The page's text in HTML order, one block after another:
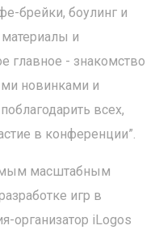
брейки, боулинг и
и
главное - знакомство
новинками и
всех,
в конференции”.
масштабным
игр в
организатор iLogos